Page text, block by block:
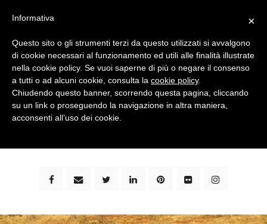
bimbi e viaggi - family travel blog: community #1 in
×
Informativa
Questo sito o gli strumenti terzi da questo utilizzati si avvalgono
di cookie necessari al funzionamento ed utili alle finalità illustrate
nella cookie policy. Se vuoi saperne di più o negare il consenso
a tutti o ad alcuni cookie, consulta la cookie policy.
Chiudendo questo banner, scorrendo questa pagina, cliccando
su un link o proseguendo la navigazione in altra maniera,
acconsenti all’uso dei cookie.